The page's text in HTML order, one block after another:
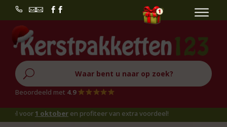
 
U
Beoordeeld met 4.9
1 oktoberen profiteer van extra voordeel!